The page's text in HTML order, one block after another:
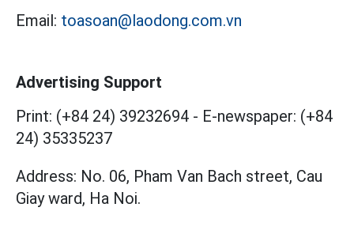
Email: toasoan@laodong.com.vn
Advertising Support
Print: (+84 24) 39232694 - E-newspaper: (+84
24) 35335237
Address: No. 06, Pham Van Bach street, Cau
Giay ward, Ha Noi.